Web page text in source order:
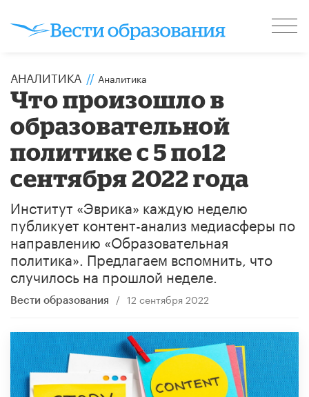
АНАЛИТИКА // Аналитика
Что произошло в
образовательной
политике с 5 по12
сентября 2022 года
Институт «Эврика» каждую неделю
публикует контент-анализ медиасферы по
направлению «Образовательная
политика». Предлагаем вспомнить, что
случилось на прошлой неделе.
Вести образования / 12 сентября 2022